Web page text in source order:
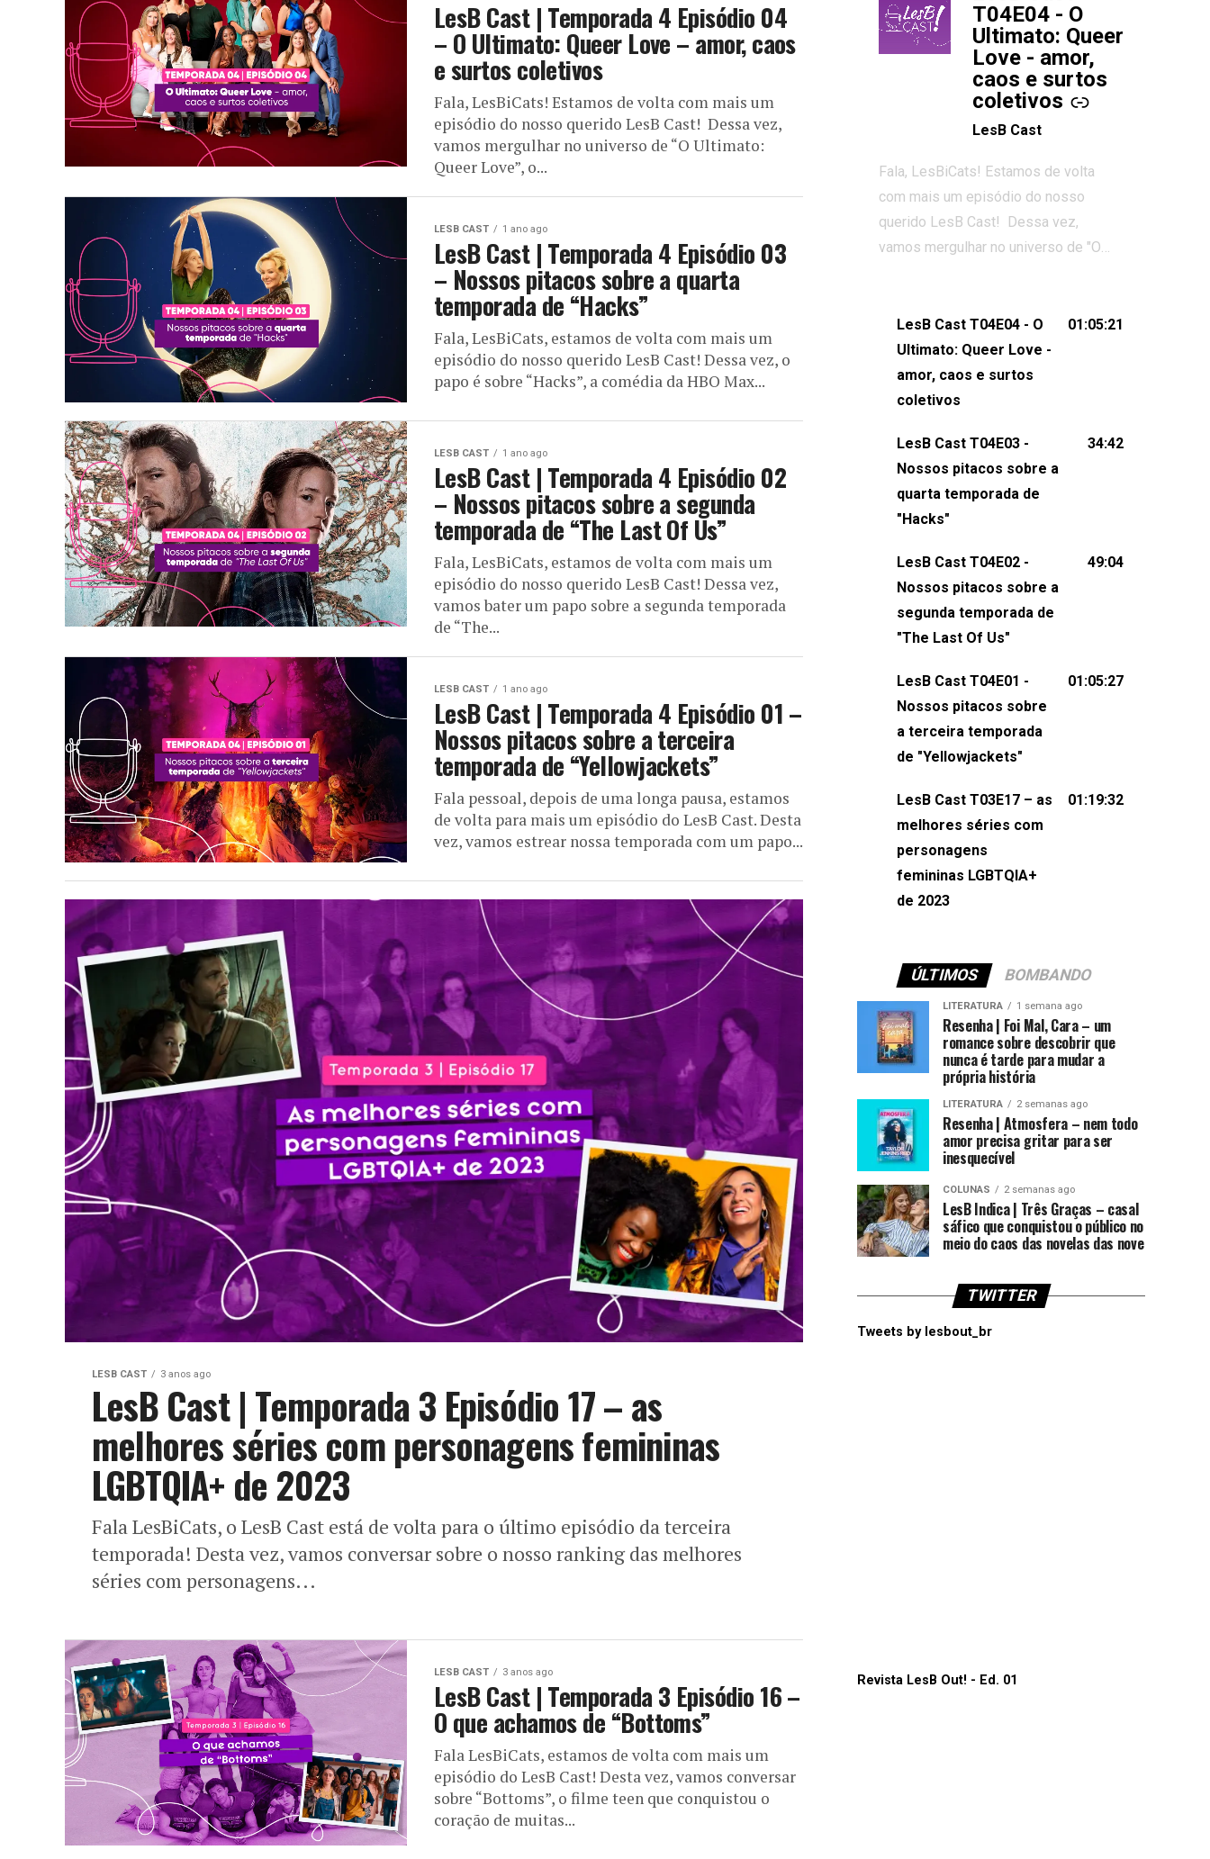
LesB Cast | Temporada 4 Episódio 04
– O Ultimato: Queer Love – amor, caos
e surtos coletivos
Fala, LesBiCats! Estamos de volta com mais um
episódio do nosso querido LesB Cast! Dessa vez,
vamos mergulhar no universo de “O Ultimato:
Queer Love”, o...
LESB CAST 1 ano ago
LesB Cast | Temporada 4 Episódio 03
– Nossos pitacos sobre a quarta
temporada de “Hacks”
Fala, LesBiCats, estamos de volta com mais um
episódio do nosso querido LesB Cast! Dessa vez, o
papo é sobre “Hacks”, a comédia da HBO Max...
LESB CAST 1 ano ago
LesB Cast | Temporada 4 Episódio 02
– Nossos pitacos sobre a segunda
temporada de “The Last Of Us”
Fala, LesBiCats, estamos de volta com mais um
episódio do nosso querido LesB Cast! Dessa vez,
vamos bater um papo sobre a segunda temporada
de “The...
LESB CAST 1 ano ago
LesB Cast | Temporada 4 Episódio 01 –
Nossos pitacos sobre a terceira
temporada de “Yellowjackets”
Fala pessoal, depois de uma longa pausa, estamos
de volta para mais um episódio do LesB Cast. Desta
vez, vamos estrear nossa temporada com um papo...
LESB CAST 3 anos ago
LesB Cast | Temporada 3 Episódio 17 – as
melhores séries com personagens femininas
LGBTQIA+ de 2023
Fala LesBiCats, o LesB Cast está de volta para o último episódio da terceira
temporada! Desta vez, vamos conversar sobre o nosso ranking das melhores
séries com personagens...
LESB CAST 3 anos ago
LesB Cast | Temporada 3 Episódio 16 –
O que achamos de “Bottoms”
Fala LesBiCats, estamos de volta com mais um
episódio do LesB Cast! Desta vez, vamos conversar
sobre “Bottoms”, o filme teen que conquistou o
coração de muitas...
T04E04 - O
Ultimato: Queer
Love - amor,
caos e surtos
coletivos
LesB Cast
Fala, LesBiCats! Estamos de volta
com mais um episódio do nosso
querido LesB Cast! Dessa vez,
vamos mergulhar no universo de "O
e levantou debates intensos sobre
relacionamentos queer. Vem com a
gente comentar os melhores
momentos, as maiores confusões e,
pensar (e rir) sobre amor sáfico!Você
também pode participar dessa
conversa mandando sugestões de
pauta, comentários, perguntas ou
e-mail para podcast@lesbout.com.br. E
não esqueça de visitar nosso site e
sociais:Twitter: ⁠⁠⁠⁠@lesbout_br⁠⁠⁠⁠ Instagram:
do LesB Cast:Apresentação de
Karolen Passos
(⁠⁠⁠⁠⁠⁠@KarolenPassos⁠⁠⁠⁠⁠⁠)Participação de
Pollyelly FlorêncioEdição de Naiady
Machado
LesB Cast T04E04 - O
Ultimato: Queer Love -
amor, caos e surtos
coletivos
01:05:21
LesB Cast T04E03 -
Nossos pitacos sobre a
quarta temporada de
"Hacks"
34:42
LesB Cast T04E02 -
Nossos pitacos sobre a
segunda temporada de
"The Last Of Us"
49:04
LesB Cast T04E01 -
Nossos pitacos sobre
a terceira temporada
de "Yellowjackets"
01:05:27
LesB Cast T03E17 – as
melhores séries com
personagens
femininas LGBTQIA+
de 2023
01:19:32
ÚLTIMOS BOMBANDO
LITERATURA 1 semana ago
Resenha | Foi Mal, Cara – um
romance sobre descobrir que
nunca é tarde para mudar a
própria história
LITERATURA 2 semanas ago
Resenha | Atmosfera – nem todo
amor precisa gritar para ser
inesquecível
COLUNAS 2 semanas ago
LesB Indica | Três Graças – casal
sáfico que conquistou o público no
meio do caos das novelas das nove
TWITTER
Tweets by lesbout_br
Revista LesB Out! - Ed. 01